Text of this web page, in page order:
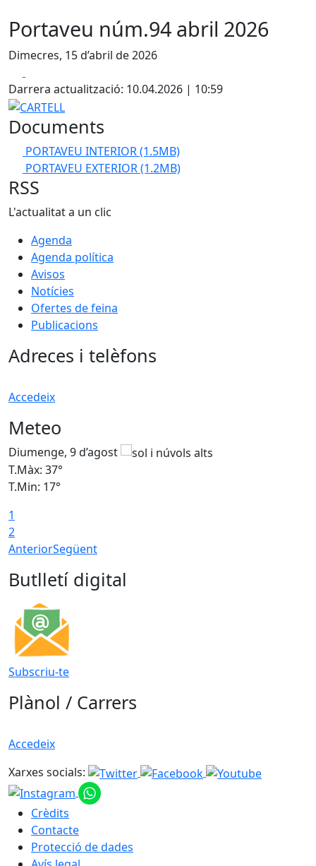
Portaveu núm.94 abril 2026
Dimecres, 15 d’abril de 2026
Darrera actualització: 10.04.2026 | 10:59
CARTELL
Documents
PORTAVEU INTERIOR(1.5MB)
PORTAVEU EXTERIOR(1.2MB)
RSS
L'actualitat a un clic
Agenda
Agenda política
Avisos
Notícies
Ofertes de feina
Publicacions
Adreces i telèfons
Accedeix
Meteo
Diumenge, 9 d’agost
T.Màx: 37°
T.Min: 17°
1
2
AnteriorSegüent
Butlletí digital
Subscriu-te
Plànol / Carrers
Accedeix
Xarxes socials:
Crèdits
Contacte
Protecció de dades